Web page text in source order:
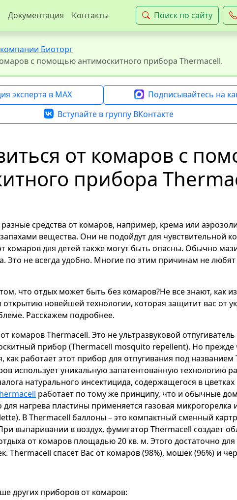
Документация Контакты Поиск по сайту
Биоторг
с помощью антимоскитного прибора Thermacell.
эксперта в MAX
Подписывайтесь на
Вступайте в группу ВКонтакте
от комаров с
прибора
средства от комаров, например, крема или
вещества. Они не подойдут для чувствительной
комаров для детей также могут быть опасны. Обычно
Это не всегда удобно. Многие по этим причинам не любят
что отдых может быть без комаров?Не все знают, как
новейшей технологии, которая защитит вас от
Расскажем подробнее.
комаров Thermacell. Это не ультразвуковой
прибор (Thermacell mosquito repellent). Но прежде
как работает этот прибор для отпугивания под названием
использует уникальную запатентованную технологию
натурального инсектицида, содержащегося в цветках
работает по тому же принципу, что и обычные
нагрева пластины применяется газовая микрогорелка
В Thermacell баллоны – это компактный сменный
выпаривании в воздух, фумигатор Thermacell создает
от комаров площадью 20 кв. м. Этого достаточно
Thermacell спасет Вас от комаров (98%), мошек (96%) и
других приборов от комаров: